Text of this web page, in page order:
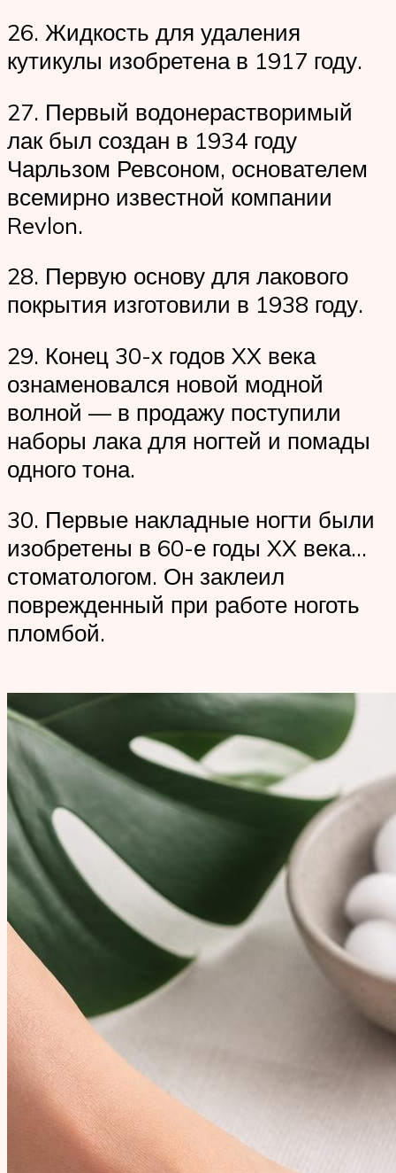
26. Жидкость для удаления
кутикулы изобретена в 1917 году.
27. Первый водонерастворимый
лак был создан в 1934 году
Чарльзом Ревсоном, основателем
всемирно известной компании
Revlon.
28. Первую основу для лакового
покрытия изготовили в 1938 году.
29. Конец 30-х годов XX века
ознаменовался новой модной
волной — в продажу поступили
наборы лака для ногтей и помады
одного тона.
30. Первые накладные ногти были
изобретены в 60-е годы XX века…
стоматологом. Он заклеил
поврежденный при работе ноготь
пломбой.